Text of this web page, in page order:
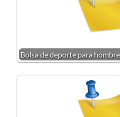
Bolsa de deporte para